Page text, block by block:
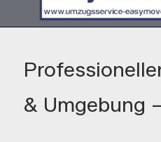
& Umgebung